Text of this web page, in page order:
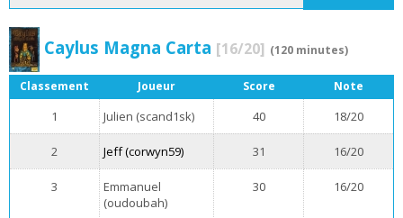
Caylus Magna Carta [16/20] (120 minutes)
Classement Joueur Score Note
1 Julien (scand1sk) 40 18/20
2 Jeff (corwyn59) 31 16/20
3
Emmanuel
(oudoubah)
30 16/20